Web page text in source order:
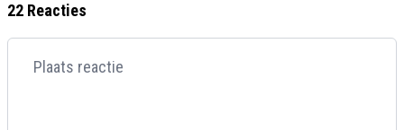
22 Reacties